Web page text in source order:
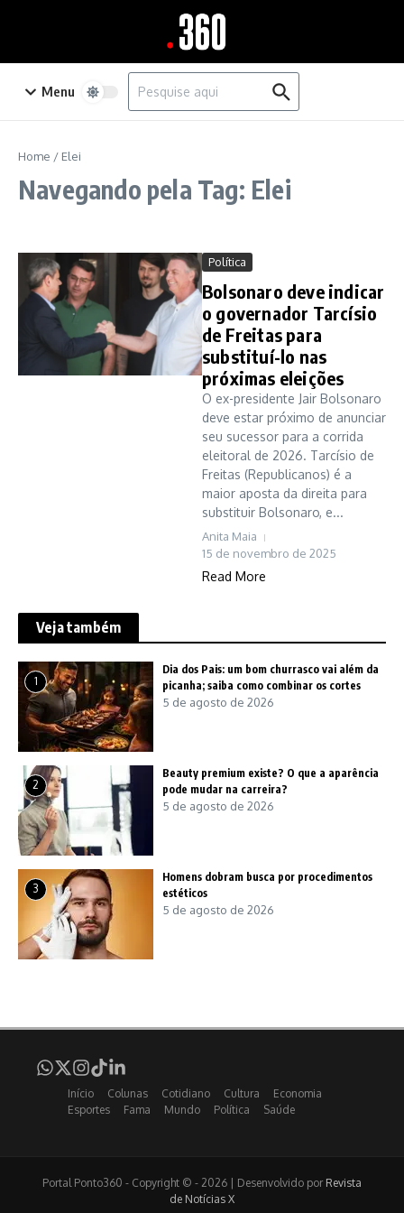
Menu
Procurar por:
Home / Elei
Navegando pela Tag: Elei
Política
Bolsonaro deve indicar
o governador Tarcísio
de Freitas para
substituí-lo nas
próximas eleições
O ex-presidente Jair Bolsonaro
deve estar próximo de anunciar
seu sucessor para a corrida
eleitoral de 2026. Tarcísio de
Freitas (Republicanos) é a
maior aposta da direita para
substituir Bolsonaro, e...
Anita Maia
15 de novembro de 2025
Read More
Veja também
1
Dia dos Pais: um bom churrasco vai além da
picanha; saiba como combinar os cortes
5 de agosto de 2026
2
Beauty premium existe? O que a aparência
pode mudar na carreira?
5 de agosto de 2026
3
Homens dobram busca por procedimentos
estéticos
5 de agosto de 2026
Início Colunas Cotidiano Cultura
Economia
Esportes
Fama Mundo Política Saúde
Portal Ponto360 - Copyright © - 2026 | Desenvolvido por Revista
de Notícias X